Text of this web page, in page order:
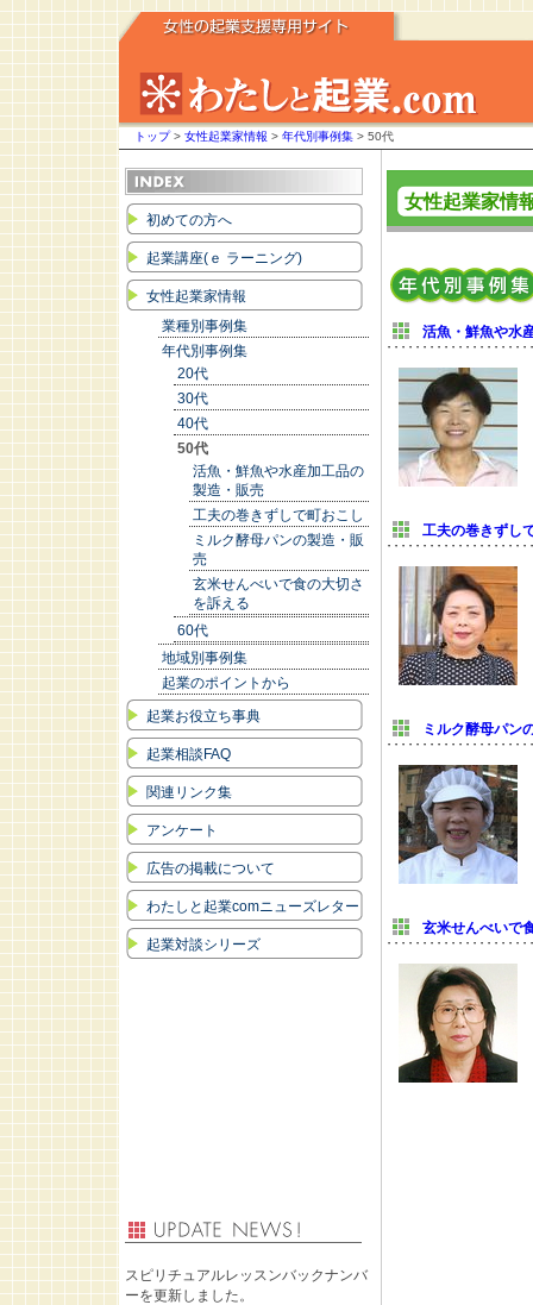
トップ> 女性起業家情報 > 年代別事例集 > 50代
女性起業家情
活魚・鮮魚や水
工夫の巻きずし
ミルク酵母パン
玄米せんべいで
初めての方へ
起業講座(ｅ ラーニング)
女性起業家情報
業種別事例集
年代別事例集
20代
30代
40代
50代
活魚・鮮魚や水産加工品の
製造・販売
工夫の巻きずしで町おこし
ミルク酵母パンの製造・販
売
玄米せんべいで食の大切さ
を訴える
60代
地域別事例集
起業のポイントから
起業お役立ち事典
起業相談FAQ
関連リンク集
アンケート
広告の掲載について
わたしと起業comニューズレター
起業対談シリーズ
スピリチュアルレッスンバックナンバ
ーを更新しました。